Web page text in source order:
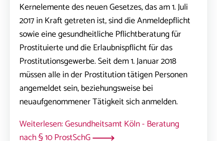
Kernelemente des neuen Gesetzes, das am 1. Juli
2017 in Kraft getreten ist, sind die Anmeldepflicht
sowie eine gesundheitliche Pflichtberatung für
Prostituierte und die Erlaubnispflicht für das
Prostitutionsgewerbe. Seit dem 1. Januar 2018
müssen alle in der Prostitution tätigen Personen
angemeldet sein, beziehungsweise bei
neuaufgenommener Tätigkeit sich anmelden.
Weiterlesen: Gesundheitsamt Köln - Beratung
nach § 10 ProstSchG